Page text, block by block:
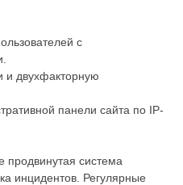
с
и двухфакторную
панели сайта по IP-
продвинутая система
инцидентов. Регулярные